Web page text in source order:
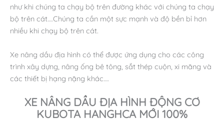
như khi chúng ta chạy bộ trên đường khác với chúng ta chạy
bộ trên cát….Chúng ta cần một sực mạnh và độ bền bỉ hơn
nhiều khi chạy bộ trên cát.
Xe nâng dầu địa hình có thể được ứng dụng cho các công
trình xây dựng, nâng ống bê tông, sắt thép cuộn, xi măng và
các thiết bị hạng nặng khác….
XE NÂNG DẦU ĐỊA HÌNH ĐỘNG CƠ
KUBOTA HANGHCA MỚI 100%